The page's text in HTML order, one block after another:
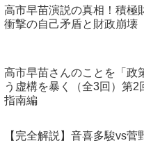
高市早苗演説の真相！積極
衝撃の自己矛盾と財政崩壊
高市早苗さんのことを「政
う虚構を暴く（全3回）第2
指南編
【完全解説】音喜多駿vs菅